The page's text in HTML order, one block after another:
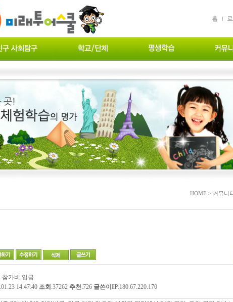
HOME > 커뮤니
참가비 입금
14:47:40 조회 :37262 추천:726 글쓴이IP:180.67.220.170